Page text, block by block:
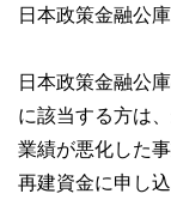
日本政策金融公
日本政策金融公
に該当する方は
業績が悪化した
再建資金に申し込